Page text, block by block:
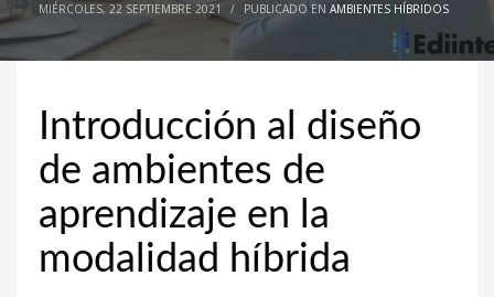
octubre 2020
junio 2020
agosto 2019
julio 2019
junio 2019
MIÉRCOLES, 22 SEPTIEMBRE 2021 / PUBLICADO EN AMBIENTES HÍBRIDOS
Introducción al diseño
de ambientes de
aprendizaje en la
modalidad híbrida